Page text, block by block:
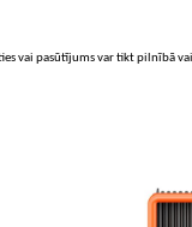
vai pasūtījums var tikt pilnībā